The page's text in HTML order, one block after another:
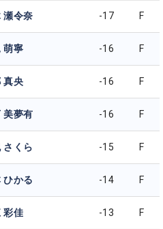
瀬令奈 -17 F
萌寧 -16 F
真央 -16 F
美夢有 -16 F
さくら -15 F
ひかる -14 F
彩佳 -13 F